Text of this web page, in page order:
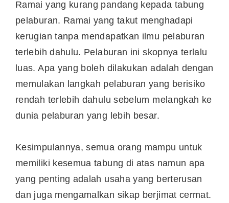
Ramai yang kurang pandang kepada tabung
pelaburan. Ramai yang takut menghadapi
kerugian tanpa mendapatkan ilmu pelaburan
terlebih dahulu. Pelaburan ini skopnya terlalu
luas. Apa yang boleh dilakukan adalah dengan
memulakan langkah pelaburan yang berisiko
rendah terlebih dahulu sebelum melangkah ke
dunia pelaburan yang lebih besar.
Kesimpulannya, semua orang mampu untuk
memiliki kesemua tabung di atas namun apa
yang penting adalah usaha yang berterusan
dan juga mengamalkan sikap berjimat cermat.